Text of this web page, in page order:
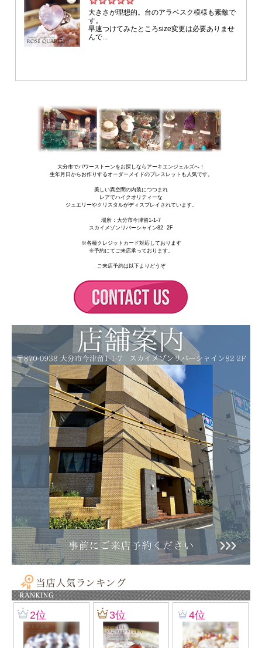
★サイズについて★
ホワイトファントム・クォーツ：13mm
スターローズクォーツ：10/12mm
シリコンゴム仕上げ
ゴールドフィルド・パーツ使用
大分市でパワーストーンをお探しならアーキエンジェルズへ！
生年月日からお作りするオーダーメイドのブレスレットも人気です。
美しい異空間の内装につつまれ
レアでハイクオリティーな
ジュエリーやクリスタルがディスプレイされています。
場所： 大分市今津留1-1-7
スカイメゾンリバーシャイン82 2F
※各種クレジットカード対応しております
※予約にてご来店承っております。
ご来店予約は以下よりどうぞ